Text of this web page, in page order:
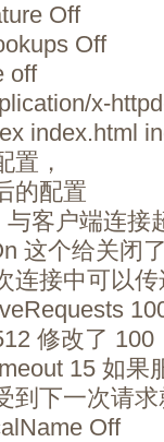
Off
Off
off
x-
index.html
置，
的配置
客户端连接
这个给关闭
连接中可以
修改了 100
15 如果
到下一次请
Off